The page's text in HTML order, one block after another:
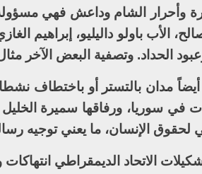
وأحرار الشام وداعش فهي
الأب باولو داليليو، إبراهيم
الحداد. وتصفية البعض الآخر
مدان بالتستر أو باختطاف
في سوريا، ورفاقها سميرة
لحقوق الإنسان، ما يعني توجيه
الاتحاد الديمقراطي